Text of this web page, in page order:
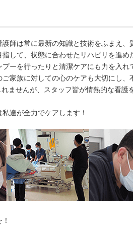
師は常に最新の知識と技術をふまえ、
して、状態に合わせたリハビリを進
ーを行ったりと清潔ケアにも力を入れ
家族に対しての心のケアも大切にし、
ませんが、スタッフ皆が情熱的な看
達が全力でケアします！